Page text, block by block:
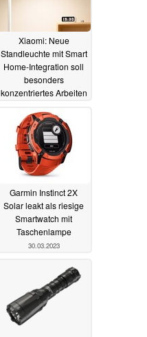
Xiaomi: Neue
Standleuchte mit Smart
Home-Integration soll
besonders
konzentriertes Arbeiten
Garmin Instinct 2X
Solar leakt als riesige
Smartwatch mit
Taschenlampe
30.03.2023